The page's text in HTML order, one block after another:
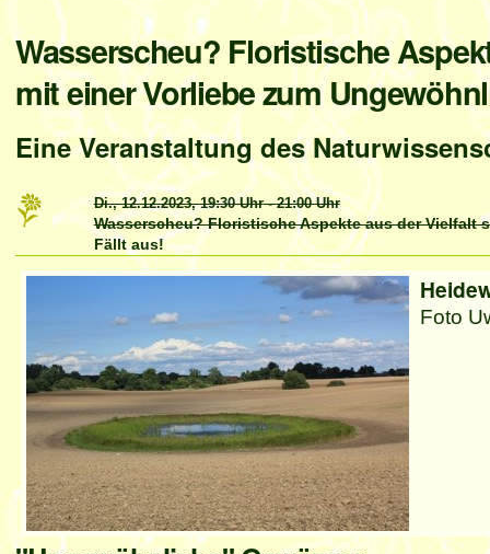
Navigation
Benutzerspezifische
Werkzeuge
Wasserscheu? Floristische
mit einer Vorliebe zum
Eine Veranstaltung des
Di., 12.12.2023,19:30 Uhr-21:00 Uhr
Wasserscheu? Floristische Aspekte aus der Vielfalt
Fällt aus!
Foto